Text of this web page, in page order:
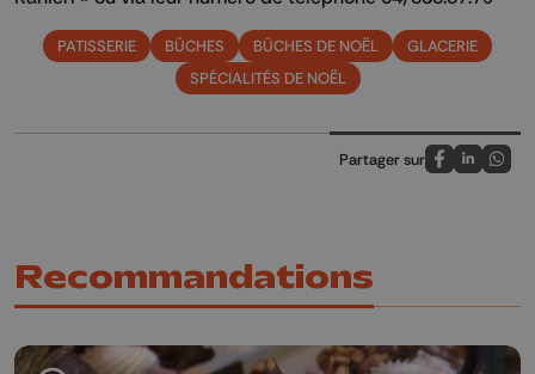
PATISSERIE BÛCHES BÛCHES DE NOËL
GLACERIE
SPÉCIALITÉS DE NOËL
Partager sur
Partagez sur
Partagez
Recommandations